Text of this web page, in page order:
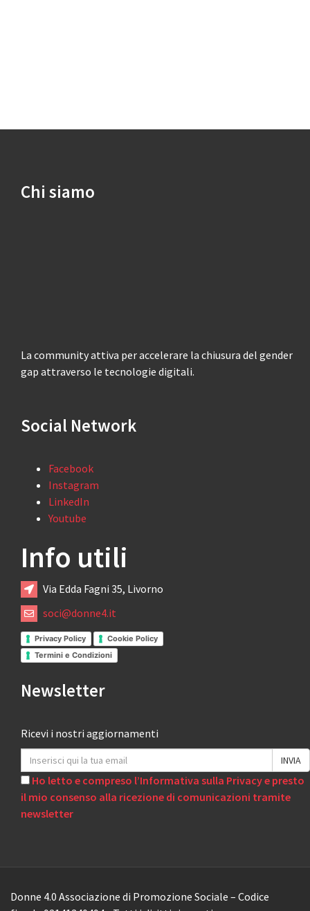
Chi siamo
La community attiva per accelerare la chiusura del gender
gap attraverso le tecnologie digitali.
Social Network
Facebook
Instagram
LinkedIn
Youtube
Info utili
Via Edda Fagni 35, Livorno
soci@donne4.it
Privacy Policy
Cookie Policy
Termini e Condizioni
Newsletter
Ricevi i nostri aggiornamenti
Ho letto e compreso l’Informativa sulla Privacy e presto
il mio consenso alla ricezione di comunicazioni tramite
newsletter
Donne 4.0 Associazione di Promozione Sociale – Codice